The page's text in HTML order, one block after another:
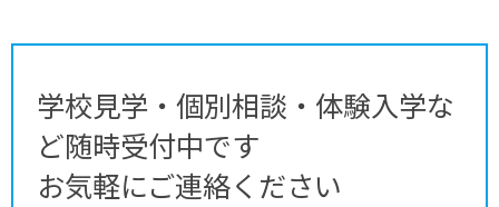
学校見学・個別相談・体験入学な
ど随時受付中です
お気軽にご連絡ください